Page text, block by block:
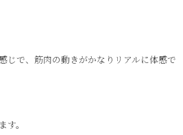
じで、筋肉の動きがかなりリアルに体感で
。